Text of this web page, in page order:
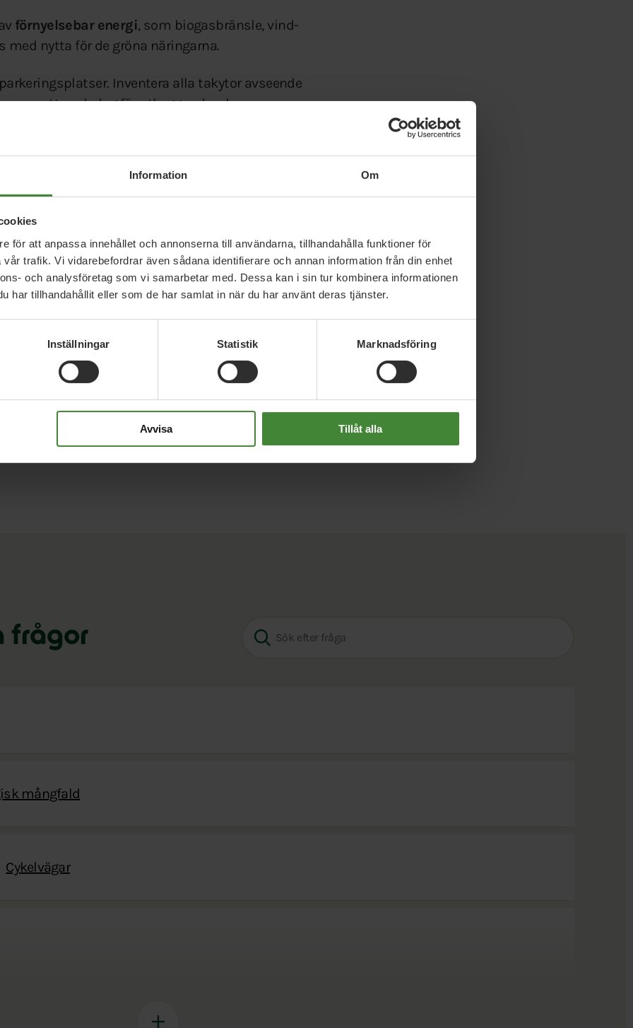
Information Om
för att anpassa innehållet och annonserna till användarna, tillhandahålla funktioner för
trafik. Vi vidarebefordrar även sådana identifierare och annan information från din enhet
och analysföretag som vi samarbetar med. Dessa kan i sin tur kombinera informationen
har tillhandahållit eller som de har samlat in när du har använt deras tjänster.
Inställningar Statistik Marknadsföring
Avvisa Tillåt alla
förnyelsebar energi, som biogasbränsle, vind-
med nytta för de gröna näringarna.
Inventera alla takytor avseende
som ett underlag för utbyggnad av kommunen
och Linnéuniversitet, för att utveckla en
och skog, samt stödja bevarandet och
, som omfattar åtgärder för att lagra
kollagring genom återvätning av våtmarker.
särskilt mot de gröna näringarna, och
med kommunala och regionala mål.
ekonomin, som återbruk, second hand och
AI, samt minska beroendet av
att byta till europeiska it-system och
frågor
mångfald
Cykelvägar